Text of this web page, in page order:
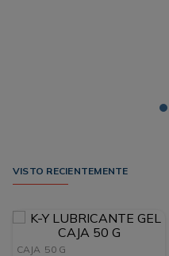
VISTO RECIENTEMENTE
CAJA 50 G